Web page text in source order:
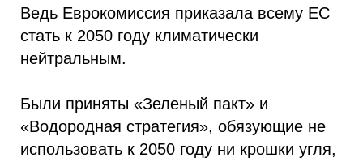
Ведь Еврокомиссия приказала всему ЕС
стать к 2050 году климатически
нейтральным.
Были приняты «Зеленый пакт» и
«Водородная стратегия», обязующие не
использовать к 2050 году ни крошки угля,